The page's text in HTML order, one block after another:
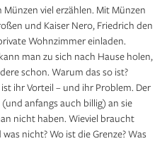
viel erzählen. Mit Münzen
und Kaiser Nero, Friedrich den
Wohnzimmer einladen.
man zu sich nach Hause holen,
schon. Warum das so ist?
ihr Vorteil – und ihr Problem. Der
anfangs auch billig) an sie
nicht haben. Wieviel braucht
nicht? Wo ist die Grenze? Was